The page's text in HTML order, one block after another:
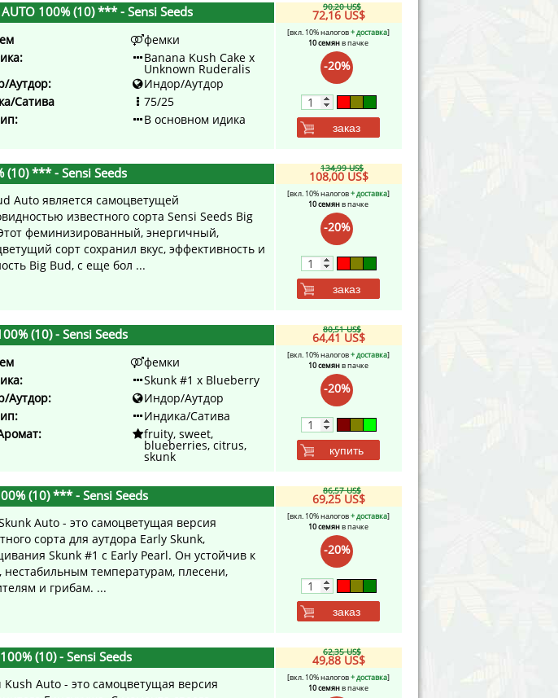
AUTO 100% (10) ***- Sensi Seeds
фемки
Banana Kush Cake x
Unknown Ruderalis
Аутдор:
Индор/Аутдор
Сатива
75/25
В основном идика
90,20 US$
72,16 US$
[вкл. 10% налогов+ доставка]
10 семянв пачке
-20%
заказ
(10) ***- Sensi Seeds
Auto является самоцветущей
известного сорта Sensi Seeds Big
феминизированный, энергичный,
сорт сохранил вкус, эффективность и
Big Bud, с еще бол ...
134,99 US$
108,00 US$
[вкл. 10% налогов+ доставка]
10 семянв пачке
-20%
заказ
(10)- Sensi Seeds
фемки
Skunk #1 x Blueberry
Аутдор:
Индор/Аутдор
Индика/Сатива
fruity, sweet,
blueberries, citrus,
skunk
80,51 US$
64,41 US$
[вкл. 10% налогов+ доставка]
10 семянв пачке
-20%
купить
(10) ***- Sensi Seeds
Auto - это самоцветущая версия
сорта для аутдора Early Skunk,
Skunk #1 с Early Pearl. Он устойчив к
нестабильным температурам, плесени,
и грибам. ...
86,57 US$
69,25 US$
[вкл. 10% налогов+ доставка]
10 семянв пачке
-20%
заказ
(10)- Sensi Seeds
Kush Auto - это самоцветущая версия
62,35 US$
49,88 US$
[вкл. 10% налогов+ доставка]
10 семянв пачке